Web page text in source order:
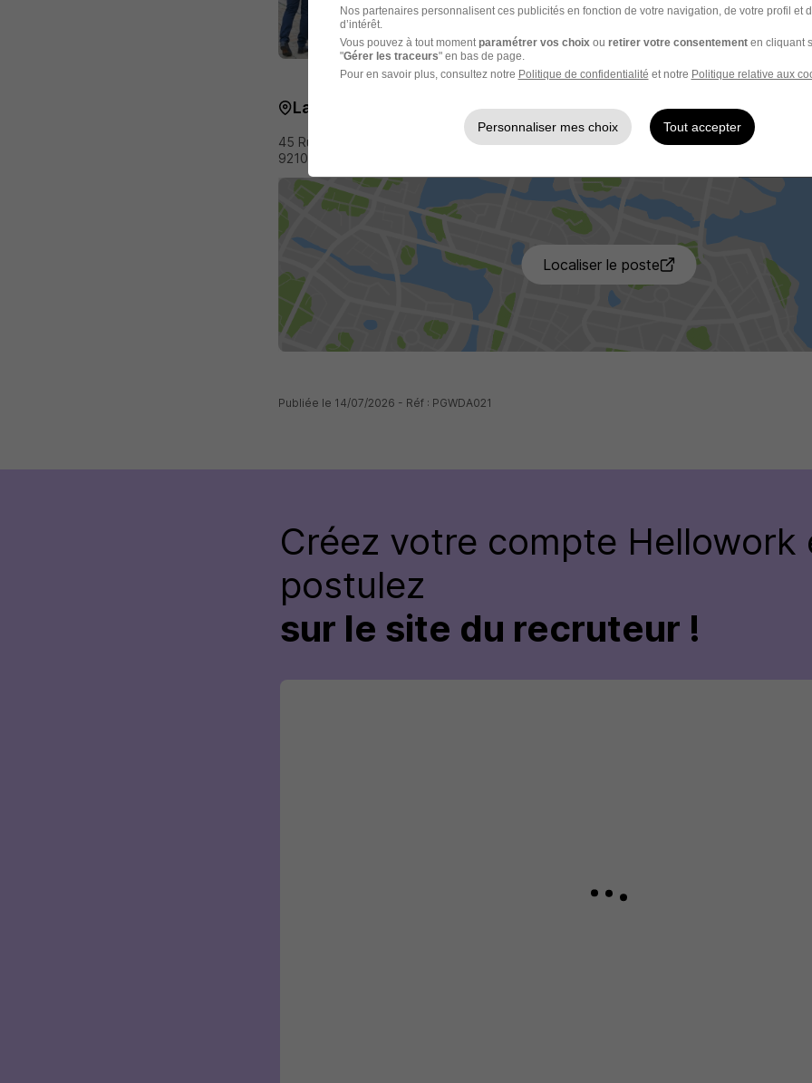
14
La carte
45 Rue Escudier
92100 Boulogne-Billancourt
Localiser le poste
Publiée le 14/07/2026 - Réf : PGWDA021
Créez votre compte Hellowork
postulez
sur le site du recruteur !
Nos partenaires personnalisent ces publicités en fonction de votre navigation, de votre profil et
d’intérêt.
Vous pouvez à tout moment paramétrer vos choix ou retirer votre consentementen cliquant
"Gérer les traceurs" en bas de page.
Pour en savoir plus, consultez notre Politique de confidentialité et notre Politique relative aux
Personnaliser mes choix Tout accepter